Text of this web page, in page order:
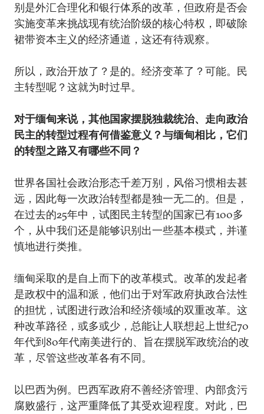
别是外汇合理化和银行体系的改革，但政府是否会
实施变革来挑战现有统治阶级的核心特权，即破除
裙带资本主义的经济通道，这还有待观察。
所以，政治开放了？是的。经济变革了？可能。民
主转型呢？这就为时过早。
对于缅甸来说，其他国家摆脱独裁统治、走向政治
民主的转型过程有何借鉴意义？与缅甸相比，它们
的转型之路又有哪些不同？
世界各国社会政治形态千差万别，风俗习惯相去甚
远，因此每一次政治转型都是独一无二的。但是，
在过去的25年中，试图民主转型的国家已有100多
个，从中我们还是能够识别出一些基本模式，并谨
慎地进行类推。
缅甸采取的是自上而下的改革模式。改革的发起者
是政权中的温和派，他们出于对军政府执政合法性
的担忧，试图进行政治和经济领域的双重改革。这
种改革路径，或多或少，总能让人联想起上世纪70
年代到80年代南美进行的、旨在摆脱军政统治的改
革，尽管这些改革各有不同。
以巴西为例。巴西军政府不善经济管理、内部贪污
腐败盛行，这严重降低了其受欢迎程度。对此，巴